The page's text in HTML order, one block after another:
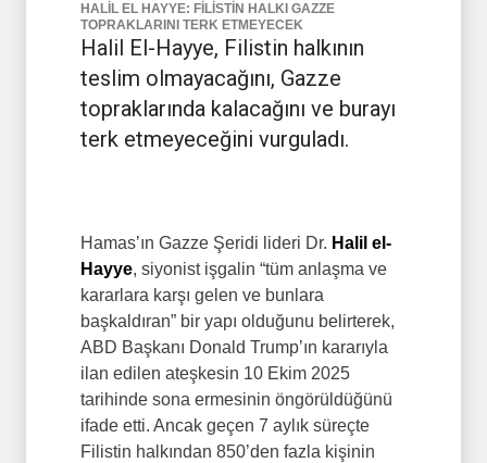
HALİL EL HAYYE: FİLİSTİN HALKI GAZZE
TOPRAKLARINI TERK ETMEYECEK
Halil El-Hayye, Filistin halkının
teslim olmayacağını, Gazze
topraklarında kalacağını ve burayı
terk etmeyeceğini vurguladı.
Hamas’ın Gazze Şeridi lideri Dr. Halil el-
Hayye, siyonist işgalin “tüm anlaşma ve
kararlara karşı gelen ve bunlara
başkaldıran” bir yapı olduğunu belirterek,
ABD Başkanı Donald Trump’ın kararıyla
ilan edilen ateşkesin 10 Ekim 2025
tarihinde sona ermesinin öngörüldüğünü
ifade etti. Ancak geçen 7 aylık süreçte
Filistin halkından 850’den fazla kişinin